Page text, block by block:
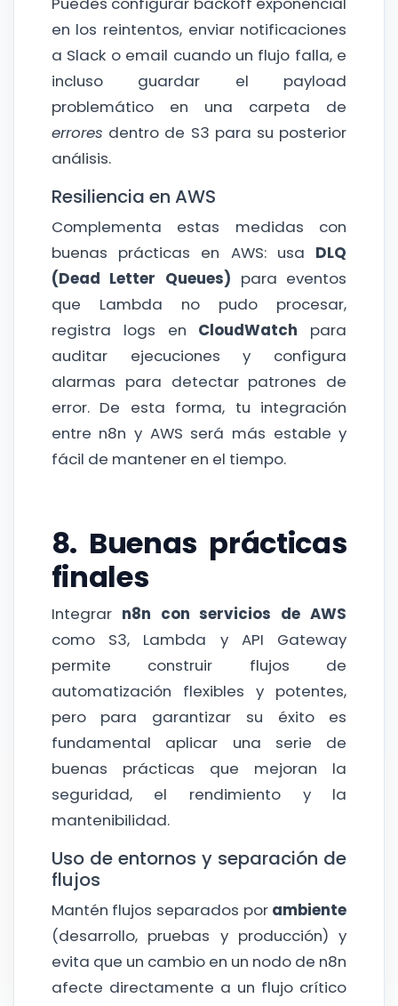
en los reintentos, enviar notificaciones
a Slack o email cuando un flujo falla, e
incluso guardar el payload
problemático en una carpeta de
errores dentro de S3 para su posterior
análisis.
Resiliencia en AWS
Complementa estas medidas con
buenas prácticas en AWS: usa DLQ
(Dead Letter Queues) para eventos
que Lambda no pudo procesar,
registra logs en CloudWatch para
auditar ejecuciones y configura
alarmas para detectar patrones de
error. De esta forma, tu integración
entre n8n y AWS será más estable y
fácil de mantener en el tiempo.
8. Buenas prácticas
finales
Integrar n8n con servicios de AWS
como S3, Lambda y API Gateway
permite construir flujos de
automatización flexibles y potentes,
pero para garantizar su éxito es
fundamental aplicar una serie de
buenas prácticas que mejoran la
seguridad, el rendimiento y la
mantenibilidad.
Uso de entornos y separación de
flujos
Mantén flujos separados por ambiente
(desarrollo, pruebas y producción) y
evita que un cambio en un nodo de n8n
afecte directamente a un flujo crítico